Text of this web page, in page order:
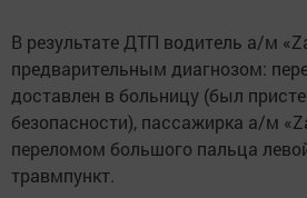
В результате ДТП водитель а/м
предварительным диагнозом:
доставлен в больницу (был
безопасности), пассажирка а/м
переломом большого пальца
травмпункт.